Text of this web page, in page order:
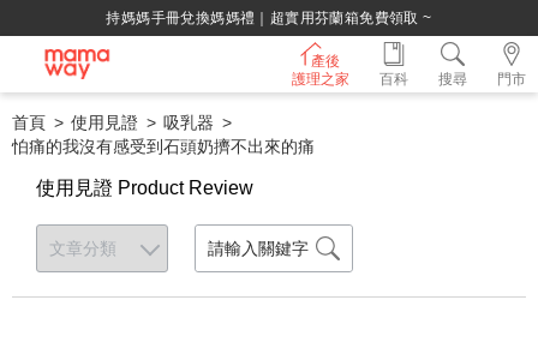
持媽媽手冊兌換媽媽禮｜超實用芬蘭箱免費領取 ~
產後
護理之家
門市
百科 搜尋
首頁 使用見證
吸乳器
怕痛的我沒有感受到石頭奶擠不出來的痛
使用見證 Product Review